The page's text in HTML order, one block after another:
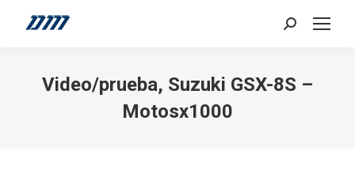
Search:
Video/prueba, Suzuki GSX-8S –
Motosx1000